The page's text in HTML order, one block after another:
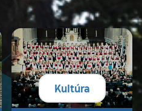
Kultúra